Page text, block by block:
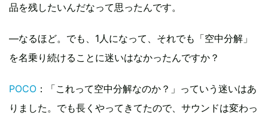
品を残したいんだなって思ったんです。
―なるほど。でも、1人になって、それでも「空中分解」
を名乗り続けることに迷いはなかったんですか？
POCO ：「これって空中分解なのか？」っていう迷いはあ
りました。でも長くやってきてたので、サウンドは変わっ